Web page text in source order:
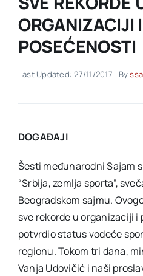
Akti SSAB
Kontakt
ORGANIZACIJI I
POSEĆENOSTI
Last Updated: 27/11/2017 By
DOGAĐAJI
Šesti međunarodni Sajam
“Srbija, zemlja sporta”,
Beogradskom sajmu.
sve rekorde u organizaciji
potvrdio status vodeće
regionu. Tokom tri dana,
Vanja Udovičić i naši